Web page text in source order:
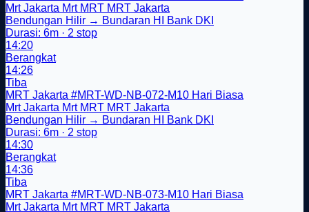
Mrt Jakarta Mrt MRT MRT Jakarta
Bendungan Hilir → Bundaran HI Bank DKI
Durasi: 6m · 2 stop
14:20
Berangkat
14:26
Tiba
MRT Jakarta #MRT-WD-NB-072-M10 Hari Biasa
Mrt Jakarta Mrt MRT MRT Jakarta
Bendungan Hilir → Bundaran HI Bank DKI
Durasi: 6m · 2 stop
14:30
Berangkat
14:36
Tiba
MRT Jakarta #MRT-WD-NB-073-M10 Hari Biasa
Mrt Jakarta Mrt MRT MRT Jakarta